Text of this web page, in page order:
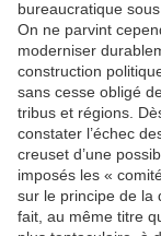
bureaucratique
On ne parvint
moderniser
construction
sans cesse obligé
tribus et régions.
constater l’échec
creuset d’une
imposés les «
sur le principe de la
fait, au même titre